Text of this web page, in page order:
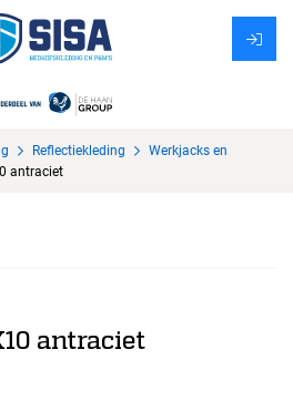
Reflectiekleding
Werkjacks en
antraciet
antraciet